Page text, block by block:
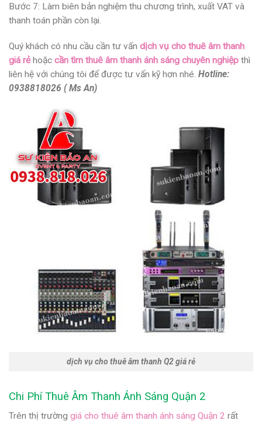
Bước 7: Làm biên bản nghiệm thu chương trình, xuất VAT và
thanh toán phần còn lại.
Quý khách có nhu cầu cần tư vấn dịch vụ cho thuê âm thanh
giá rẻ hoặc cần tìm thuê âm thanh ánh sáng chuyên nghiệp thì
liên hệ với chúng tôi để được tư vấn kỹ hơn nhé. Hotline:
0938818026 ( Ms An)
dịch vụ cho thuê âm thanh Q2 giá rẻ
Chi Phí Thuê Âm Thanh Ánh Sáng Quận 2
Trên thị trường giá cho thuê âm thanh ánh sáng Quận 2 rất